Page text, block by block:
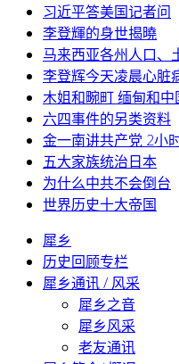
习近平答美国记者问
李登輝的身世揭曉
马来西亚各州人口、
李登辉今天凌晨心脏
木姐和畹町 缅甸和中
六四事件的另类资料
金一南讲共产党 2小
五大家族统治日本
为什么中共不会倒台
世界历史十大帝国
犀乡
历史回顾专栏
犀乡通讯 / 风采
犀乡之音
犀乡风采
老友通讯